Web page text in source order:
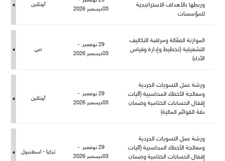
وربطها بالأهداف الاستراتيجية
ؤسسات
03ديسمبر 2026
أونلاين
الموازنة الفعّالة ومراقبة التكاليف
التشغيلية (تخطيط وإدارة وقياس
الأداء)
29 نوفمبر -
03ديسمبر 2026
دبي
ورشة عمل التسويات الجردية
ومعالجة الأخطاء المحاسبية (آليات
إقفال الحسابات الختامية وضمان
دقة القوائم المالية)
29 نوفمبر -
03ديسمبر 2026
أونلاين
ورشة عمل التسويات الجردية
ومعالجة الأخطاء المحاسبية (آليات
إقفال الحسابات الختامية وضمان
29 نوفمبر -
03ديسمبر 2026
تركيا - اسطنبو